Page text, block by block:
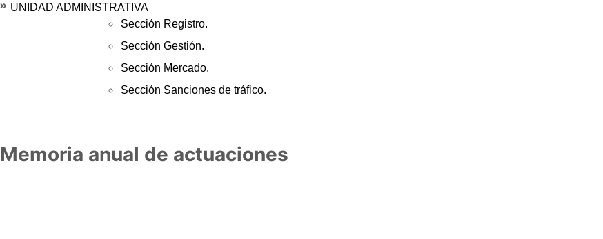
UNIDAD ADMINISTRATIVA
Sección Registro.
Sección Gestión.
Sección Mercado.
Sección Sanciones de tráfico.
Memoria anual de actuaciones